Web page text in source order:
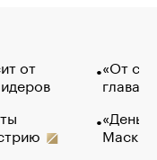
от
«От
глава
Маск в